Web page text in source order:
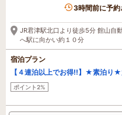
3時間前に予約
JR君津駅北口より徒歩5分 館山自
へ駅に向かい約１０分
宿泊プラン
【４連泊以上でお得!!】★素泊り
ポイント2%